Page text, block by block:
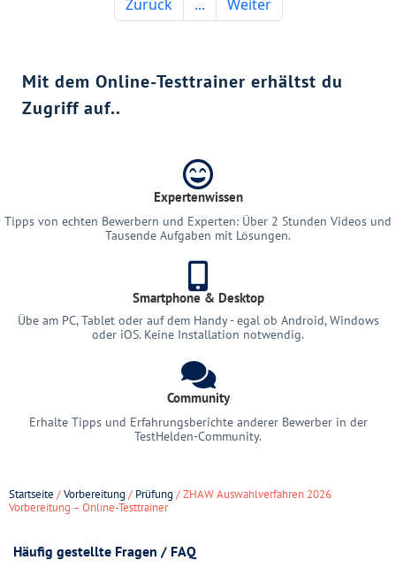
Mit dem Online-Testtrainer erhältst du
Zugriff auf..
Expertenwissen
Tipps von echten Bewerbern und Experten: Über 2 Stunden Videos und
Tausende Aufgaben mit Lösungen.
Smartphone & Desktop
Übe am PC, Tablet oder auf dem Handy - egal ob Android, Windows
oder iOS. Keine Installation notwendig.
Community
Erhalte Tipps und Erfahrungsberichte anderer Bewerber in der
TestHelden-Community.
Startseite /Vorbereitung / Prüfung / ZHAW Auswahlverfahren 2026
Vorbereitung – Online-Testtrainer
Häufig gestellte Fragen / FAQ